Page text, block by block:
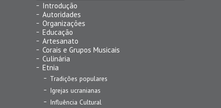
Introdução
Autoridades
Organizações
Educação
Artesanato
Corais e Grupos Musicais
Culinária
Etnia
Tradições populares
Igrejas ucranianas
Influência Cultural